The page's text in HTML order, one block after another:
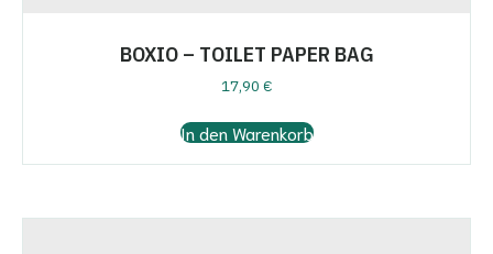
BOXIO – TOILET PAPER BAG
17,90 €
In den Warenkorb